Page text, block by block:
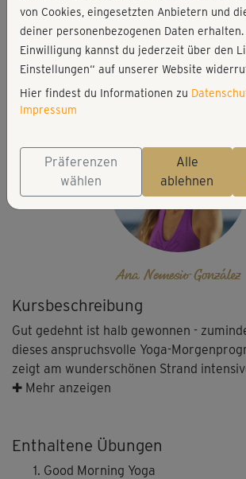
Kursbeschreibung
Gut gedehnt ist halb gewonnen -
dieses anspruchsvolle Yoga-
zeigt am wunderschönen Strand
Mobilisieren und Dehnen. Geübt wird
bewegt und gekräftigt.
✚ Mehr anzeigen
Enthaltene Übungen
Good Morning Yoga
31 Min
156 kcal
Ana Nemesio González
Matte
Ana Nemesio González
von Cookies, eingesetzten Anbietern und
deiner personenbezogenen Daten erhalten.
Einwilligung kannst du jederzeit über den
Einstellungen“ auf unserer Website
Hier findest du Informationen zu
Impressum
Präferenzen
wählen
Alle
ablehnen